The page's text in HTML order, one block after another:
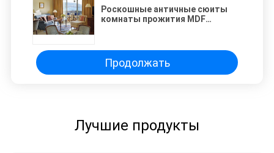
Роскошные античные сюиты
комнаты прожития MDF
Продолжать
Лучшие продукты